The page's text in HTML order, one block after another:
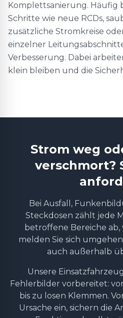
Komplettsanierung. Häufig
Schritte wie neue RCDs,
zusätzliche Stromkreise
einzelner
Verbesserung. Dabei
klein bleiben und die
Strom weg
verschmort?
Bei Ausfall,
Steckdosen zählt jede
betroffene Bereiche
melden Sie sich
auch außerhalb
Unsere
Fehlerbilder vorbereitet:
bis zu losen Klemmen.
Ursache ein, sichern die